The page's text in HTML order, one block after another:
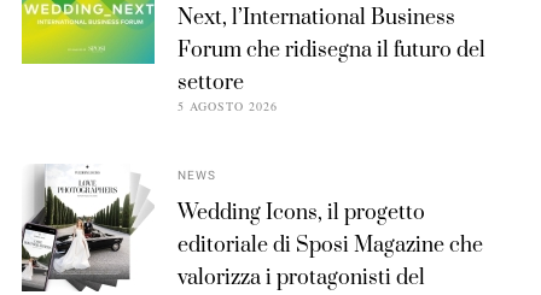
Next, l’International Business
Forum che ridisegna il futuro del
settore
5 AGOSTO 2026
NEWS
Wedding Icons, il progetto
editoriale di Sposi Magazine che
valorizza i protagonisti del